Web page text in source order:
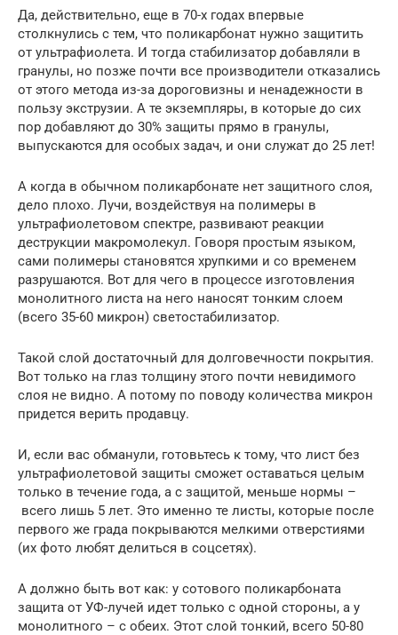
Да, действительно, еще в 70-х годах впервые
столкнулись с тем, что поликарбонат нужно защитить
от ультрафиолета. И тогда стабилизатор добавляли в
гранулы, но позже почти все производители отказались
от этого метода из-за дороговизны и ненадежности в
пользу экструзии. А те экземпляры, в которые до сих
пор добавляют до 30% защиты прямо в гранулы,
выпускаются для особых задач, и они служат до 25 лет!
А когда в обычном поликарбонате нет защитного слоя,
дело плохо. Лучи, воздействуя на полимеры в
ультрафиолетовом спектре, развивают реакции
деструкции макромолекул. Говоря простым языком,
сами полимеры становятся хрупкими и со временем
разрушаются. Вот для чего в процессе изготовления
монолитного листа на него наносят тонким слоем
(всего 35-60 микрон) светостабилизатор.
Такой слой достаточный для долговечности покрытия.
Вот только на глаз толщину этого почти невидимого
слоя не видно. А потому по поводу количества микрон
придется верить продавцу.
И, если вас обманули, готовьтесь к тому, что лист без
ультрафиолетовой защиты сможет оставаться целым
только в течение года, а с защитой, меньше нормы –
всего лишь 5 лет. Это именно те листы, которые после
первого же града покрываются мелкими отверстиями
(их фото любят делиться в соцсетях).
А должно быть вот как: у сотового поликарбоната
защита от УФ-лучей идет только с одной стороны, а у
монолитного – с обеих. Этот слой тонкий, всего 50-80